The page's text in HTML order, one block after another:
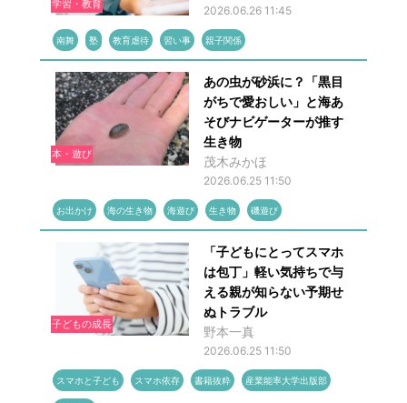
学習・教育
2026.06.26 11:45
南舞 塾 教育虐待 習い事 親子関係
本・遊び
あの虫が砂浜に？「黒目
がちで愛おしい」と海あ
そびナビゲーターが推す
生き物
茂木みかほ
2026.06.25 11:50
お出かけ 海の生き物 海遊び 生き物 磯遊び
子どもの成長
「子どもにとってスマホ
は包丁」軽い気持ちで与
える親が知らない予期せ
ぬトラブル
野本一真
2026.06.25 11:50
スマホと子ども スマホ依存 書籍抜粋 産業能率大学出版部